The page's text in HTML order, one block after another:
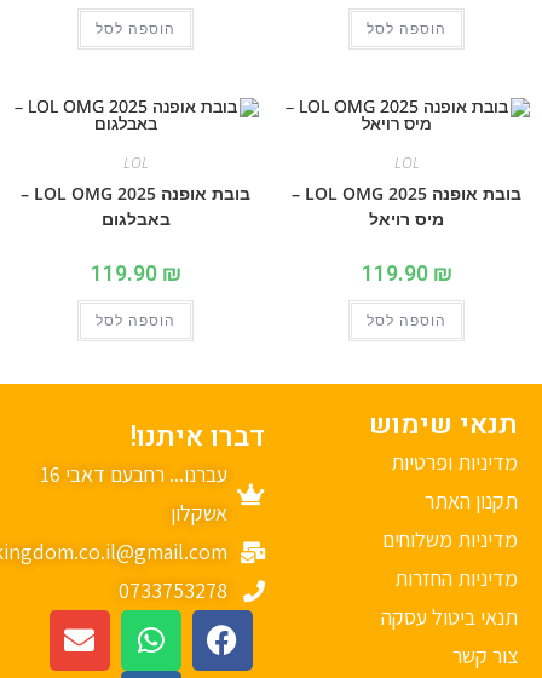
הוספה לסל הוספה לסל
בובת אופנה 2025 LOL OMG –
מיס רויאל
119.90
הוספה לסל
בובת אופנה 2025 LOL OMG –
באבלגום
119.90
הוספה לסל
שימוש
ופרטיות
האתר
משלוחים
החזרות
ביטול עסקה
קשר
דברו איתנו!
עברנו... רחבעם דאבי 16
אשקלון
mykingdom.co.il@gmail.com
0733753278